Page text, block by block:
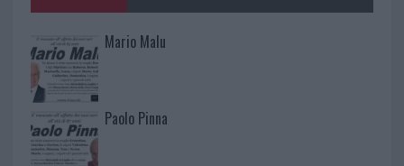
Mario Malu
Paolo Pinna